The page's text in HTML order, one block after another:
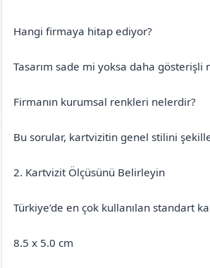
Hangi firmaya hitap ediyor?
Tasarım sade mi yoksa daha gösterişli
Firmanın kurumsal renkleri nelerdir?
Bu sorular, kartvizitin genel stilini
2. Kartvizit Ölçüsünü Belirleyin
Türkiye’de en çok kullanılan standart
8.5 x 5.0 cm